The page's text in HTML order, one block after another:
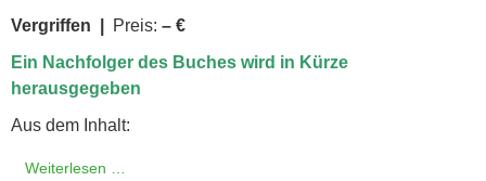
Vergriffen |
Preis: – €
Ein Nachfolger des Buches wird in Kürze
herausgegeben
Aus dem Inhalt:
Weiterlesen …